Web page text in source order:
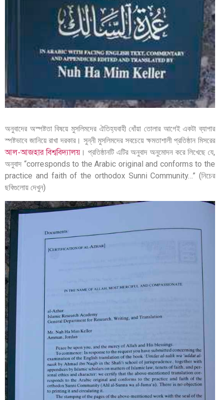
অনুবাদের অস্পষ্টতা বিষয়ে মুসলিমদের ঐতিহ্যবাহী ধোঁয়া তোলার আগেই একটা ব্যাপার
স্পষ্টভাবে জানিয়ে রাখা দরকার। সুন্নী মুসলিমদের সবচেয়ে ক্ষমতাশালী প্রতিষ্ঠান মিসরের
আল-আজহার বিশ্ববিদ্যালয়। প্রতিষ্ঠানটি এটির অনুবাদ অনুমোদন করে লিখেছে যে,
অনুবাদ “corresponds to the Arabic original and conforms to the
practice and faith of the orthodox Sunni Community…” (নিচের
ছবিগুলোয় দেখুন)